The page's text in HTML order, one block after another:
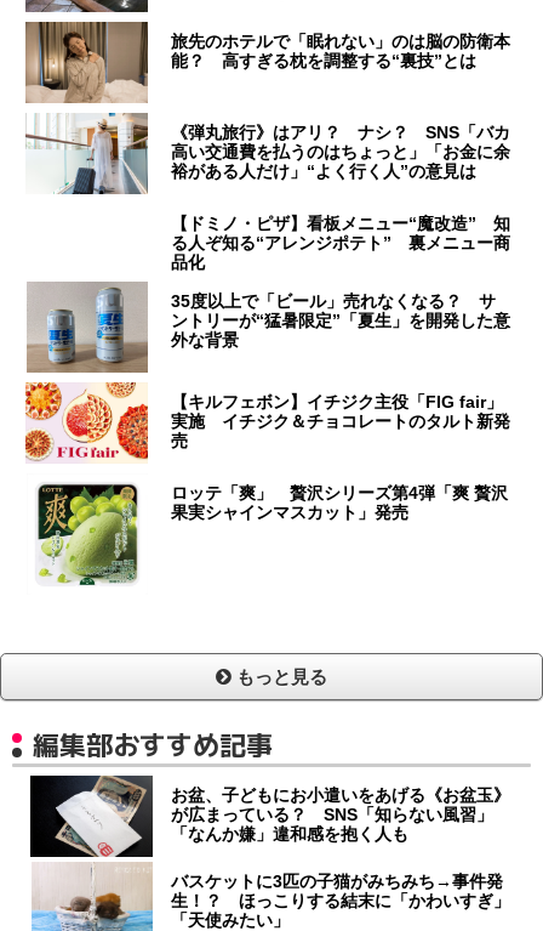
旅先のホテルで「眠れない」のは脳の防衛本
能？ 高すぎる枕を調整する“裏技”とは
《弾丸旅行》はアリ？ ナシ？ SNS「バカ
高い交通費を払うのはちょっと」「お金に余
裕がある人だけ」“よく行く人”の意見は
【ドミノ・ピザ】看板メニュー“魔改造” 知
る人ぞ知る“アレンジポテト” 裏メニュー商
品化
35度以上で「ビール」売れなくなる？ サ
ントリーが“猛暑限定”「夏生」を開発した意
外な背景
【キルフェボン】イチジク主役「FIG fair」
実施 イチジク＆チョコレートのタルト新発
売
ロッテ「爽」 贅沢シリーズ第4弾「爽 贅沢
果実シャインマスカット」発売
もっと見る
編集部おすすめ記事
お盆、子どもにお小遣いをあげる《お盆玉》
が広まっている？ SNS「知らない風習」
「なんか嫌」違和感を抱く人も
バスケットに3匹の子猫がみちみち→事件発
生！？ ほっこりする結末に「かわいすぎ」
「天使みたい」